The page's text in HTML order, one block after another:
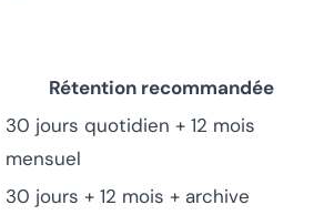
Rétention recommandée
30 jours quotidien + 12 mois
mensuel
30 jours + 12 mois + archive